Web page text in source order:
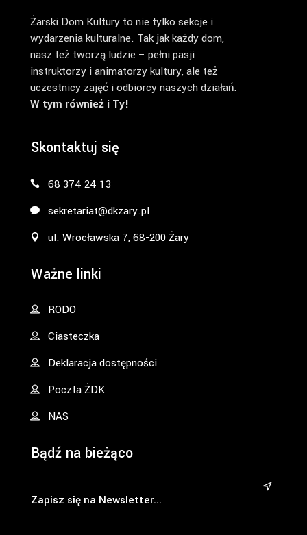
Żarski Dom Kultury to nie tylko sekcje i
wydarzenia kulturalne. Tak jak każdy dom,
nasz też tworzą ludzie – pełni pasji
instruktorzy i animatorzy kultury, ale też
uczestnicy zajęć i odbiorcy naszych działań.
W tym również i Ty!
Skontaktuj się
68 374 24 13
sekretariat@dkzary.pl
ul. Wrocławska 7, 68-200 Żary
Ważne linki
RODO
Ciasteczka
Deklaracja dostępności
Poczta ŻDK
NAS
Bądź na bieżąco
&